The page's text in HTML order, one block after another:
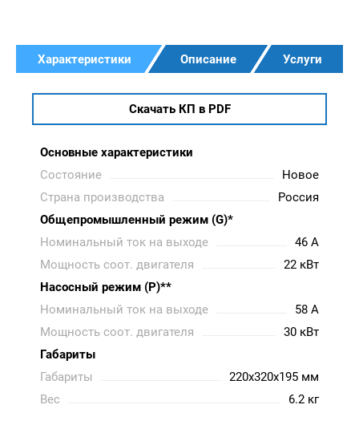
Характеристики Описание Услуги
Скачать КП в PDF
Основные характеристики
Состояние
Новое
Страна производства
Россия
Общепромышленный режим (G)*
Номинальный ток на выходе
46 A
Мощность соот. двигателя
22 кВт
Насосный режим (P)**
Номинальный ток на выходе
58 A
Мощность соот. двигателя
30 кВт
Габариты
Габариты
220x320x195 мм
Вес
6.2 кг